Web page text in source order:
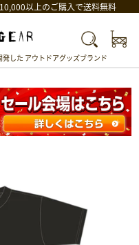
以上のご購入で送料無料
Search
した アウトドアグッズブランド